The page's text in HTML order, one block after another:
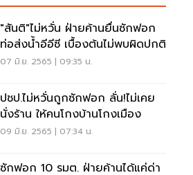
"สันติ"ไม่หวั่น ฝ่ายค้านยื่นซักฟอก
ท่อส่งน้ำอีอีซี เบื้องต้นไม่พบผิดปกติ
07 มิ.ย. 2565 | 09:35 น.
ปชป.ไม่หวั่นถูกซักฟอก ลั่น!ไม่เคย
นั่งร้าน ให้คนโกงบ้านโกงเมือง
09 มิ.ย. 2565 | 07:34 น.
ซักฟอก 10 รมต. ฝ่ายค้านได้แค่ด่า